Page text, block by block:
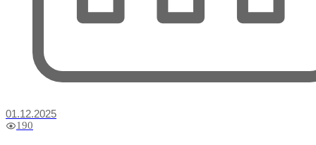
01.12.2025
190